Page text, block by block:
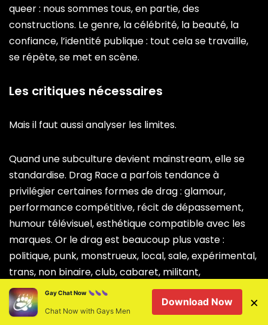
queer : nous sommes tous, en partie, des
constructions. Le genre, la célébrité, la beauté, la
confiance, l’identité publique : tout cela se travaille,
se répète, se met en scène.
Les critiques nécessaires
Mais il faut aussi analyser les limites.
Quand une subculture devient mainstream, elle se
standardise. Drag Race a parfois tendance à
privilégier certaines formes de drag : glamour,
performance compétitive, récit de dépassement,
humour télévisuel, esthétique compatible avec les
marques. Or le drag est beaucoup plus vaste :
politique, punk, monstrueux, local, sale, expérimental,
trans, non binaire, club, cabaret, militant,
communautaire.
Gay Chat Now
Chat Now with Gays Men
Download Now ×